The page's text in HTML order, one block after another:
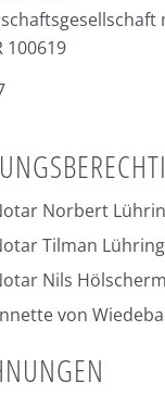
100619
Norbert
Tilman Lühring
Nils
von